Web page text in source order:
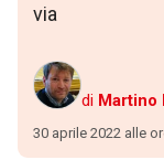
via
di Martino
30 aprile 2022 alle